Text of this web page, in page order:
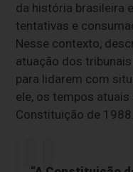
da história brasileira
tentativas e
Nesse contexto,
atuação dos
para lidarem com
ele, os tempos
Constituição de 1988.